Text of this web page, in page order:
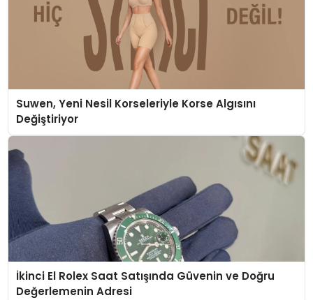
Suwen, Yeni Nesil Korseleriyle Korse Algısını
Değiştiriyor
İkinci El Rolex Saat Satışında Güvenin ve Doğru
Değerlemenin Adresi